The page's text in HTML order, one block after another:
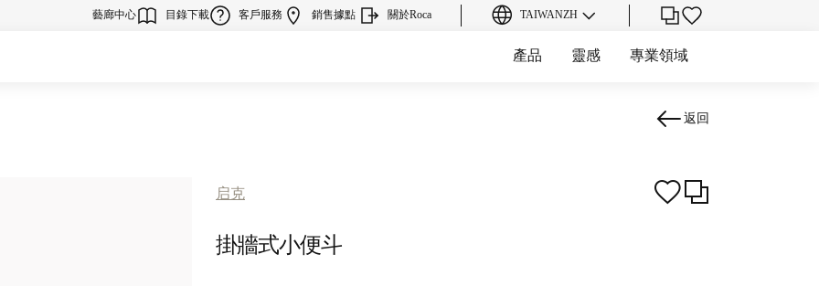
藝廊中心 目錄下載 客戶服務 銷售據點 關於Roca TAIWANZH
產品 靈感 專業領域
返回
启克
掛牆式小便斗